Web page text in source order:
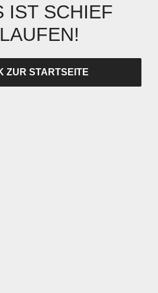
IST SCHIEF
ZUR STARTSEITE